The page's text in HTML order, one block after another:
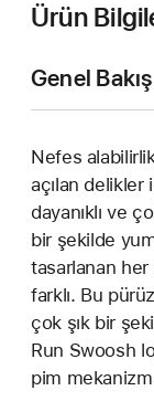
Ürün
Genel Bakış
Nefes
açılan
dayanıklı ve
bir şekilde
tasarlanan
farklı. Bu
çok şık bir
Run Swoosh
pim